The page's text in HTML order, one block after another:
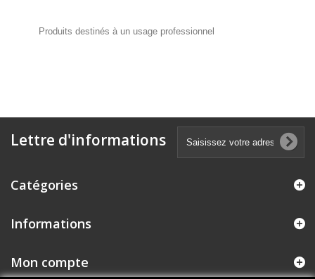
Produits destinés à un usage professionnel
Lettre d'informations
Catégories
Informations
Mon compte